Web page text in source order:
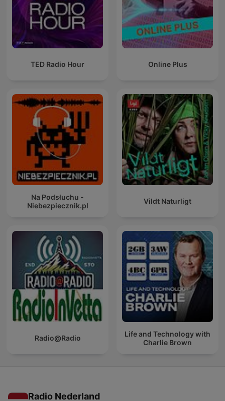
TED Radio Hour Online Plus
Na Podsłuchu -
Niebezpiecznik.pl
Vildt Naturligt
Radio@Radio
Life and Technology with
Charlie Brown
Radio Nederland